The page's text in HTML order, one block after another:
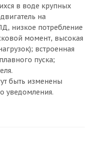
в воде крупных
на
низкое потребление
момент, высокая
встроенная
пуска;
быть изменены
уведомления.